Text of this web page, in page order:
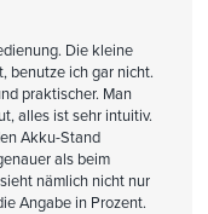
Die kleine
benutze ich gar nicht.
praktischer. Man
alles ist sehr intuitiv.
Akku-Stand
als beim
nämlich nicht nur
Angabe in Prozent.